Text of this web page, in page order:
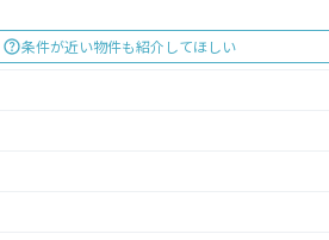
条件が近い物件も紹介してほしい